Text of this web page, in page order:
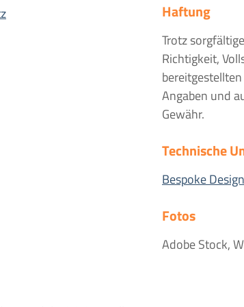
Haftung
Trotz
Richtigkeit,
Angaben und
Gewähr.
Technische
Bespoke Design
Fotos
Adobe Stock,